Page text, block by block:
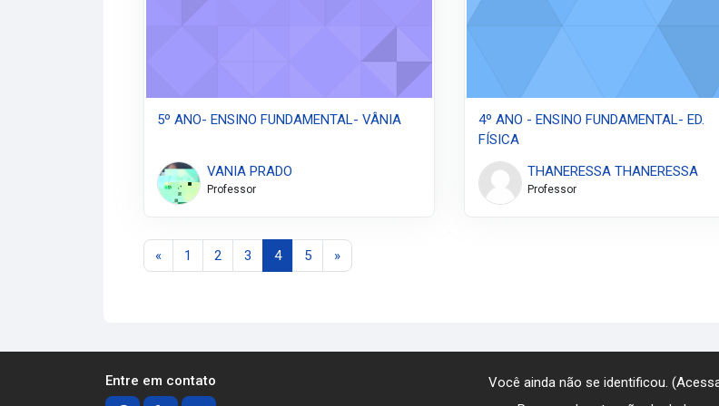
5º ANO- ENSINO FUNDAMENTAL- VÂNIA
VANIA PRADO
Professor
4º ANO - ENSINO FUNDAMENTAL- ED.
FÍSICA
THANERESSA THANERESSA
Professor
«Página anterior
1 Página 1
2 Página 2
3 Página 3
4Página 4
5Página 5
»Próxima página
Entre em contato Você ainda não se identificou. (